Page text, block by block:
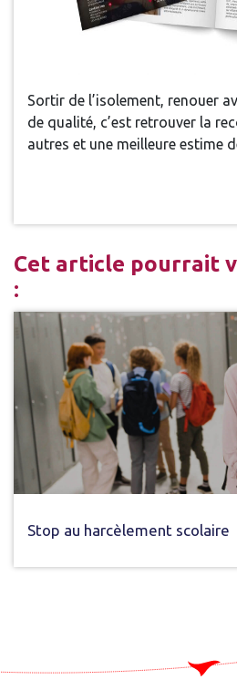
Sortir de l’isolement, renouer
de qualité, c’est retrouver la
autres et une meilleure estime
Cet article pourrait
:
Stop au harcèlement scolaire